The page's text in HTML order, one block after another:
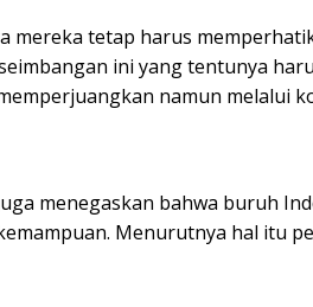
mereka tetap harus
ini yang tentunya
namun melalui
menegaskan bahwa buruh
Menurutnya hal itu